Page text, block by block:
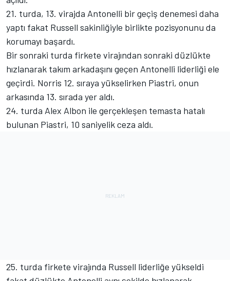
21. turda, 13. virajda Antonelli bir geçiş denemesi daha
yaptı fakat Russell sakinliğiyle birlikte pozisyonunu da
korumayı başardı.
Bir sonraki turda firkete virajından sonraki düzlükte
hızlanarak takım arkadaşını geçen Antonelli liderliği ele
geçirdi. Norris 12. sıraya yükselirken Piastri, onun
arkasında 13. sırada yer aldı.
24. turda Alex Albon ile gerçekleşen temasta hatalı
bulunan Piastri, 10 saniyelik ceza aldı.
25. turda firkete virajında Russell liderliğe yükseldi